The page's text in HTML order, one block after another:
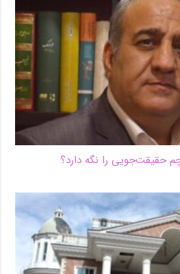
حقیقت‌جویی را نگه دارد؟